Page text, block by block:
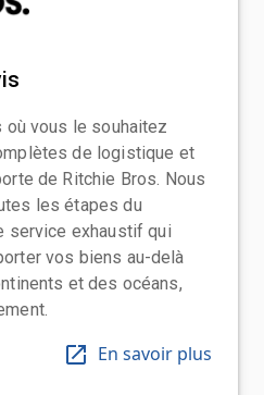
vous le souhaitez
de logistique et
de Ritchie Bros. Nous
les étapes du
service exhaustif qui
vos biens au-delà
et des océans,
En savoir plus